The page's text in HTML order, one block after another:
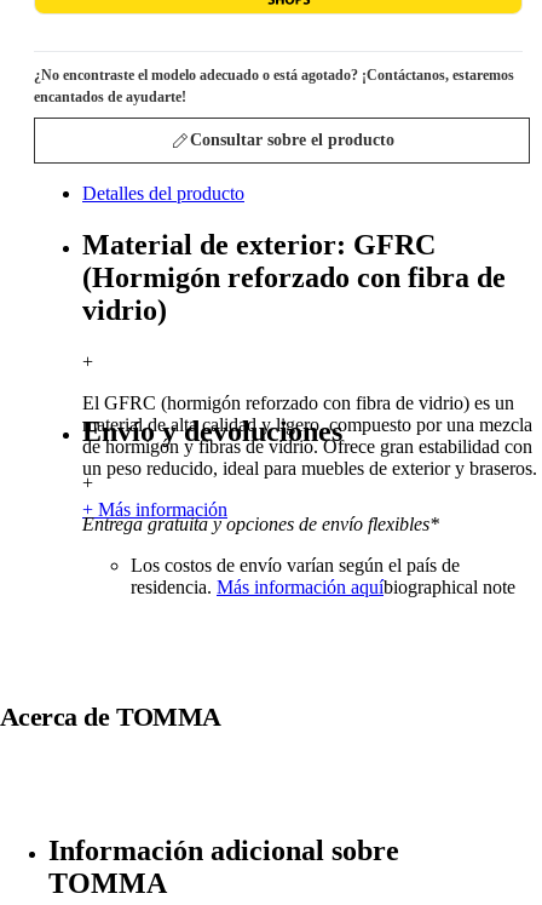
¿No encontraste el modelo adecuado o está agotado? ¡Contáctanos, estaremos
encantados de ayudarte!
Consultar sobre el producto
Detalles del producto
Material de exterior: GFRC
(Hormigón reforzado con fibra de
vidrio)
+
El GFRC (hormigón reforzado con fibra de vidrio) es un
material de alta calidad y ligero, compuesto por una mezcla
de hormigón y fibras de vidrio. Ofrece gran estabilidad con
un peso reducido, ideal para muebles de exterior y braseros.
+ Más información
Envío y devoluciones
+
Entrega gratuita y opciones de envío flexibles*
Los costos de envío varían según el país de
residencia. Más información aquíbiographical note
Acerca de TOMMA
Información adicional sobre
TOMMA